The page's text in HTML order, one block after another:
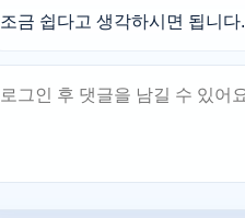
조금 쉽다고 생각하시면 됩니다.